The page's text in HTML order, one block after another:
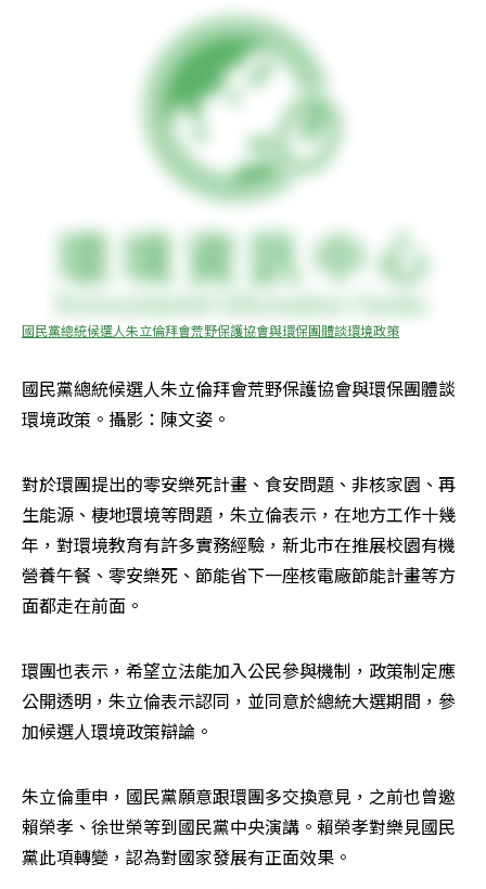
國民黨總統候選人朱立倫拜會荒野保護協會與環保團體談環境政策
國民黨總統候選人朱立倫拜會荒野保護協會與環保團體談
環境政策。攝影：陳文姿。
對於環團提出的零安樂死計畫、食安問題、非核家園、再
生能源、棲地環境等問題，朱立倫表示，在地方工作十幾
年，對環境教育有許多實務經驗，新北市在推展校園有機
營養午餐、零安樂死、節能省下一座核電廠節能計畫等方
面都走在前面。
環團也表示，希望立法能加入公民參與機制，政策制定應
公開透明，朱立倫表示認同，並同意於總統大選期間，參
加候選人環境政策辯論。
朱立倫重申，國民黨願意跟環團多交換意見，之前也曾邀
賴榮孝、徐世榮等到國民黨中央演講。賴榮孝對樂見國民
黨此項轉變，認為對國家發展有正面效果。